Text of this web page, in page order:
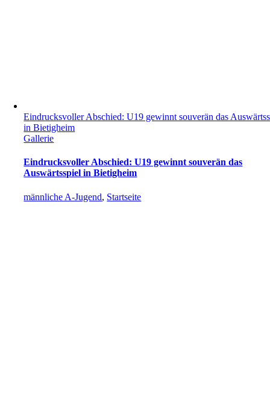
Eindrucksvoller Abschied: U19 gewinnt souverän das
in Bietigheim
Gallerie
Eindrucksvoller Abschied: U19 gewinnt souverän das
Auswärtsspiel in Bietigheim
männliche A-Jugend, Startseite